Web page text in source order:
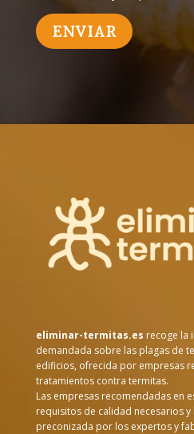
eliminar-termitas.es recoge la
demandada sobre las plagas de
edificios, ofrecida por empresas
tratamientos contra termitas.
Las empresas recomendadas en
requisitos de calidad necesarios
preconizada por los expertos y